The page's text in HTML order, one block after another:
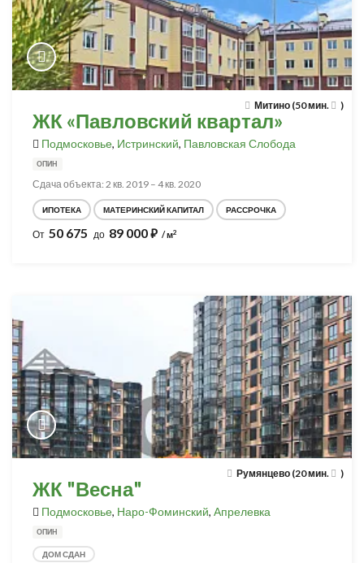
Митино (50 мин. )
ЖК «Павловский квартал»
Подмосковье, Истринский, Павловская Слобода
ОПИН
Сдача объекта: 2 кв. 2019 – 4 кв. 2020
ИПОТЕКА МАТЕРИНСКИЙ КАПИТАЛ РАССРОЧКА
От 50 675 до 89 000⃏ / м2
Румянцево (20 мин. )
ЖК "Весна"
Подмосковье, Наро-Фоминский, Апрелевка
ОПИН
ДОМ СДАН